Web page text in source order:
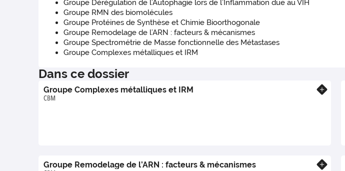
Groupe Dérégulation de l’Autophagie lors de l’Inflammation due au VIH
Groupe RMN des biomolécules
Groupe Protéines de Synthèse et Chimie Bioorthogonale
Groupe Remodelage de l’ARN : facteurs & mécanismes
Groupe Spectrométrie de Masse fonctionnelle des Métastases
Groupe Complexes métalliques et IRM
Dans ce dossier
Groupe Complexes métalliques et IRM
CBM
Groupe Remodelage de l’ARN : facteurs & mécanismes